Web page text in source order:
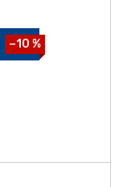
−10 %